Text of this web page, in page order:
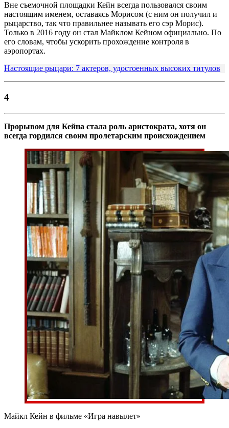
Вне съемочной площадки Кейн всегда пользовался своим
настоящим именем, оставаясь Морисом (с ним он получил и
рыцарство, так что правильнее называть его сэр Морис).
Только в 2016 году он стал Майклом Кейном официально. По
его словам, чтобы ускорить прохождение контроля в
аэропортах.
Настоящие рыцари: 7 актеров, удостоенных высоких титулов
4
Прорывом для Кейна стала роль аристократа, хотя он
всегда гордился своим пролетарским происхождением
Майкл Кейн в фильме «Игра навылет»